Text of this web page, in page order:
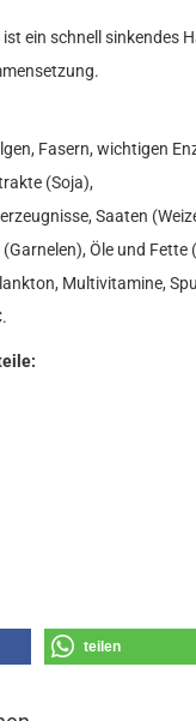
ist ein schnell sinkendes
Fasern, wichtigen
(Soja),
Saaten
Öle und Fette
Multivitamine,
teilen